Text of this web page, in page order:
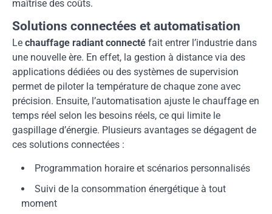
maîtrise des coûts.
Solutions connectées et automatisation
Le chauffage radiant connecté fait entrer l’industrie dans
une nouvelle ère. En effet, la gestion à distance via des
applications dédiées ou des systèmes de supervision
permet de piloter la température de chaque zone avec
précision. Ensuite, l’automatisation ajuste le chauffage en
temps réel selon les besoins réels, ce qui limite le
gaspillage d’énergie. Plusieurs avantages se dégagent de
ces solutions connectées :
Programmation horaire et scénarios personnalisés
Suivi de la consommation énergétique à tout
moment